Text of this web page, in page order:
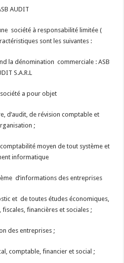
AUDIT
société à responsabilité limitée (
sont les suivantes :
la dénomination commerciale : ASB
S.A.R.L
société a pour objet
d’audit, de révision comptable et
;
moyen de tout système et
informatique
d’informations des entreprises
et de toutes études économiques,
financières et sociales ;
des entreprises ;
comptable, financier et social ;